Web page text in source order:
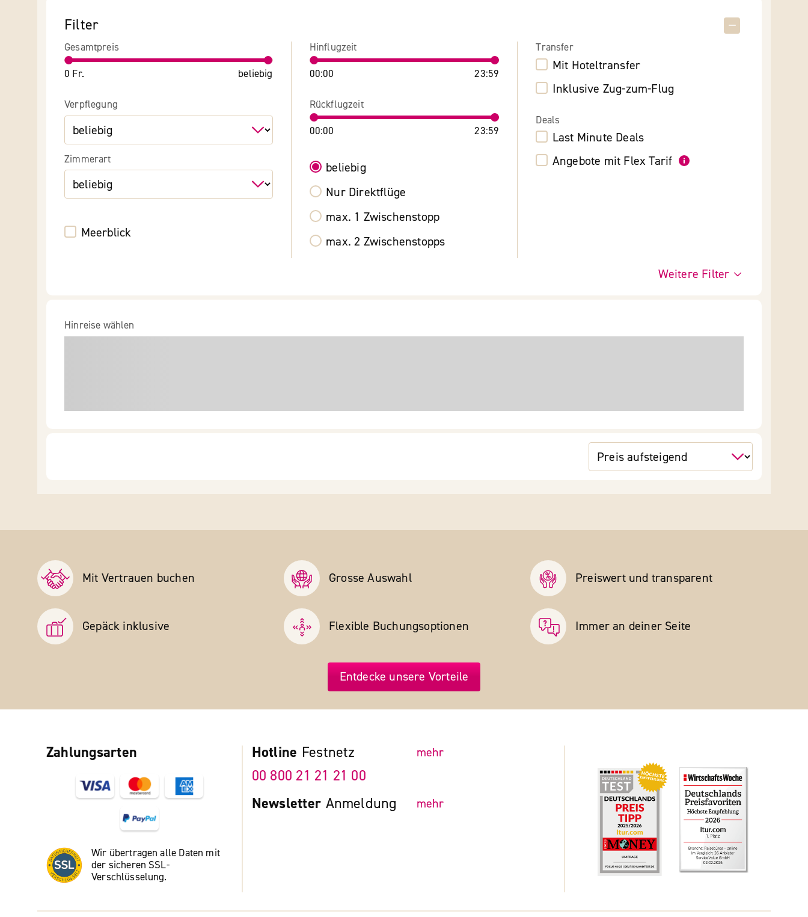
Filter
Gesamtpreis
0 Fr. beliebig
Verpflegung
Zimmerart
Meerblick
Hinflugzeit
00:00 23:59
Rückflugzeit
00:00 23:59
beliebig
Nur Direktflüge
max. 1 Zwischenstopp
max. 2 Zwischenstopps
Transfer
Mit Hoteltransfer
Inklusive Zug-zum-Flug
Deals
Last Minute Deals
Angebote mit Flex Tarif
Weitere Filter
Hinreise wählen
Mit Vertrauen buchen Grosse Auswahl Preiswert und transparent
Gepäck inklusive Flexible Buchungs­optionen Immer an deiner Seite
Entdecke unsere Vorteile
Zahlungsarten
Wir übertragen alle Daten mit
der sicheren SSL-
Verschlüsselung.
Hotline Festnetz mehr
00 800 21 21 21 00
Newsletter Anmeldung mehr